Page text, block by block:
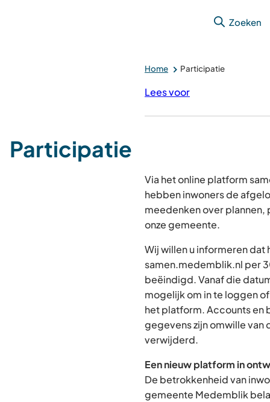
Zoeken
Home Participatie
Lees voor
Participatie
Via het online platform
hebben inwoners de
meedenken over
onze gemeente.
Wij willen u informeren dat
samen.medemblik.nl per
beëindigd. Vanaf die
mogelijk om in te loggen
het platform. Accounts en
gegevens zijn omwille van
verwijderd.
Een nieuw platform in
De betrokkenheid van
gemeente Medemblik